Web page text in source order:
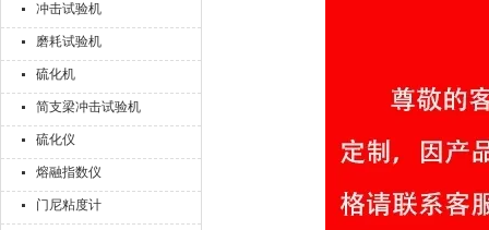
冲击试验机
磨耗试验机
硫化机
简支梁冲击试验机
硫化仪
熔融指数仪
门尼粘度计